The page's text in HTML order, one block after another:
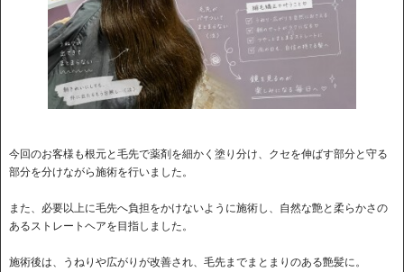
今回のお客様も根元と毛先で薬剤を細かく塗り分け、クセを伸ばす部分と守る
部分を分けながら施術を行いました。
また、必要以上に毛先へ負担をかけないように施術し、自然な艶と柔らかさの
あるストレートヘアを目指しました。
施術後は、うねりや広がりが改善され、毛先までまとまりのある艶髪に。